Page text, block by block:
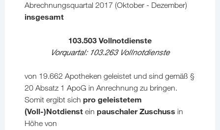
Abrechnungsquartal 2017 (Oktober - Dezember)
insgesamt
103.503 Vollnotdienste
Vorquartal: 103.263 Vollnotdienste
von 19.662 Apotheken geleistet und sind gemäß §
20 Absatz 1 ApoG in Anrechnung zu bringen.
Somit ergibt sich pro geleistetem
(Voll-)Notdienst ein pauschaler Zuschuss in
Höhe von